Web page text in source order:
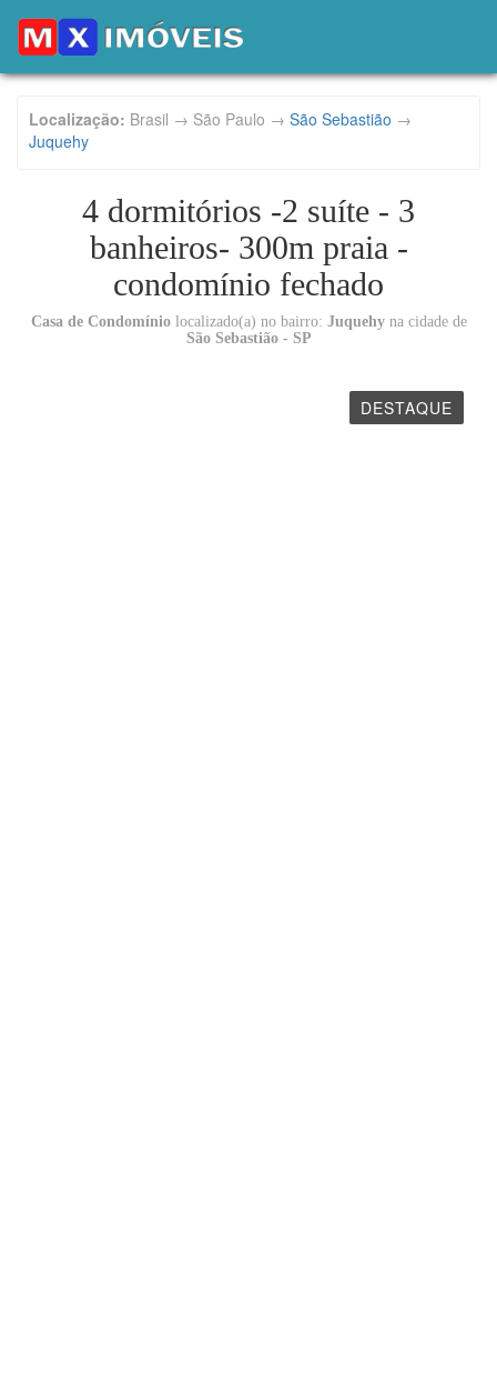
Localização: Brasil → São Paulo → São Sebastião →
Juquehy
4 dormitórios -2 suíte - 3
banheiros- 300m praia -
condomínio fechado
Casa de Condomíniolocalizado(a) no bairro: Juquehyna cidade de
São Sebastião - SP
DESTAQUE